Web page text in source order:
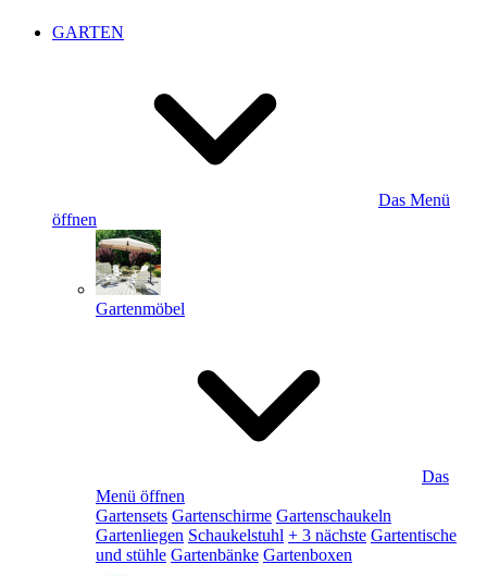
GARTEN
Das Menü
öffnen
Gartenmöbel
Das
Menü öffnen
Gartensets Gartenschirme Gartenschaukeln
Gartenliegen Schaukelstuhl + 3 nächste Gartentische
und stühle Gartenbänke Gartenboxen